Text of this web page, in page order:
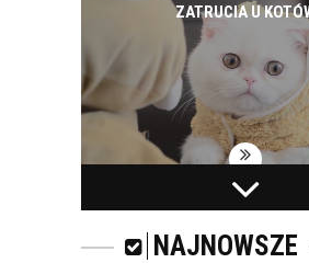
ZATRUCIA U
WAKACYJNY WYJAZD
I KOT
NAJNOWSZE